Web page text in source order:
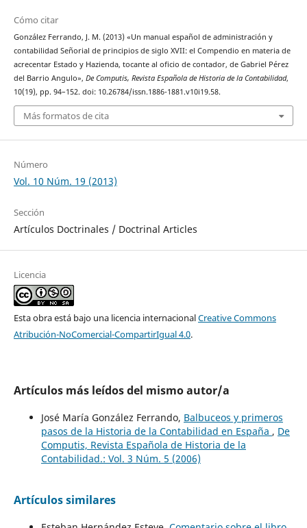
Cómo citar
González Ferrando, J. M. (2013) «Un manual español de administración y
contabilidad Señorial de principios de siglo XVII: el Compendio en materia de
acrecentar Estado y Hazienda, tocante al oficio de contador, de Gabriel Pérez
del Barrio Angulo», De Computis, Revista Española de Historia de la Contabilidad,
10(19), pp. 94–152. doi: 10.26784/issn.1886-1881.v10i19.58.
Más formatos de cita
Número
Vol. 10 Núm. 19 (2013)
Sección
Artículos Doctrinales / Doctrinal Articles
Licencia
Esta obra está bajo una licencia internacionalCreative Commons
Atribución-NoComercial-CompartirIgual 4.0.
Artículos más leídos del mismo autor/a
José María González Ferrando, Balbuceos y primeros
pasos de la Historia de la Contabilidad en España , De
Computis, Revista Española de Historia de la
Contabilidad.: Vol. 3 Núm. 5 (2006)
Artículos similares